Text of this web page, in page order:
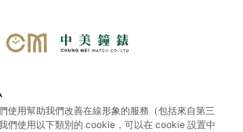
Bay Chrono S&G
使用幫助我們改善在線形象的服務（包括來自第三
們使用以下類別的 cookie，可以在 cookie 設置中